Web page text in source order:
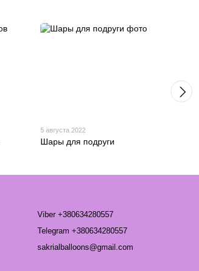
5 августа 2022
Шары для подруги
Viber +380634280557
Telegram +380634280557
sakrialballoons@gmail.com